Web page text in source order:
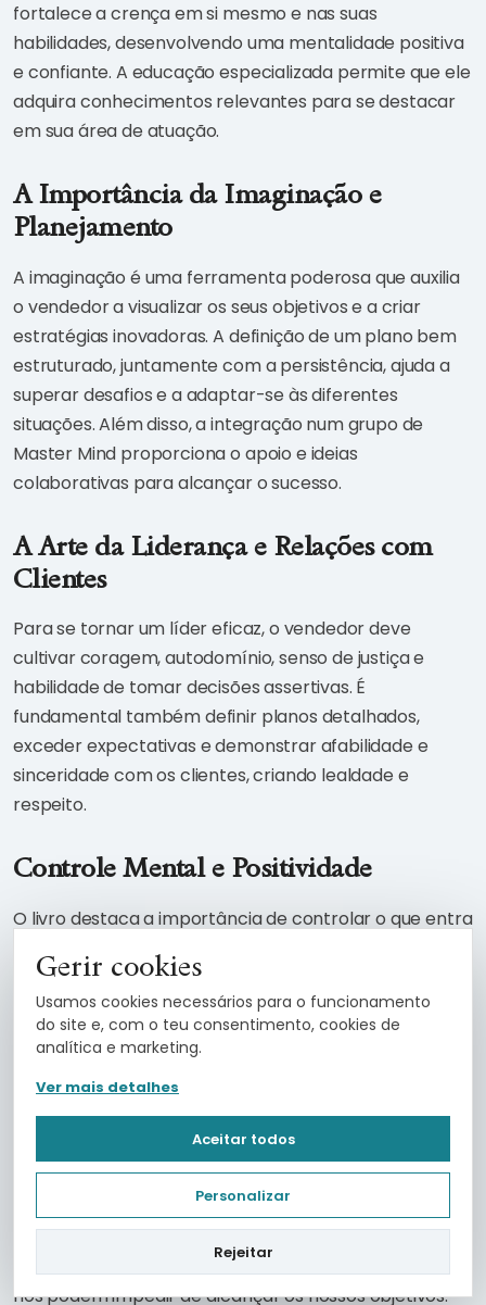
fortalece a crença em si mesmo e nas suas
habilidades, desenvolvendo uma mentalidade positiva
e confiante. A educação especializada permite que ele
adquira conhecimentos relevantes para se destacar
em sua área de atuação.
A Importância da Imaginação e
Planejamento
A imaginação é uma ferramenta poderosa que auxilia
o vendedor a visualizar os seus objetivos e a criar
estratégias inovadoras. A definição de um plano bem
estruturado, juntamente com a persistência, ajuda a
superar desafios e a adaptar-se às diferentes
situações. Além disso, a integração num grupo de
Master Mind proporciona o apoio e ideias
colaborativas para alcançar o sucesso.
A Arte da Liderança e Relações com
Clientes
Para se tornar um líder eficaz, o vendedor deve
cultivar coragem, autodomínio, senso de justiça e
habilidade de tomar decisões assertivas. É
fundamental também definir planos detalhados,
exceder expectativas e demonstrar afabilidade e
sinceridade com os clientes, criando lealdade e
respeito.
Controle Mental e Positividade
O livro destaca a importância de controlar o que entra
focando na positividade. Essa mentalidade otimista
influencia diretamente a realidade que desejamos
alcançar. Frases inspiradoras ao longo do livro
reforçam esse poder do pensamento e da intenção
para moldar as experiências e transformação.
Recursos Valiosos: Anexos e Guias
Os anexos do livro oferecem recursos valiosos para
aprimorar as habilidades de vendas. A “Lista de
Desculpas” alerta sobre as armadilhas mentais que
nos podem impedir de alcançar os nossos objetivos.
Gerir cookies
Usamos cookies necessários para o funcionamento
do site e, com o teu consentimento, cookies de
analítica e marketing.
Ver mais detalhes
Aceitar todos
Personalizar
Rejeitar